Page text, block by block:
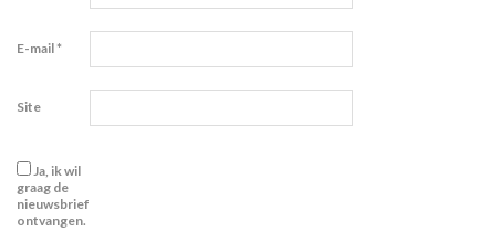
E-mail*
Site
Ja, ik wil
graag de
nieuwsbrief
ontvangen.